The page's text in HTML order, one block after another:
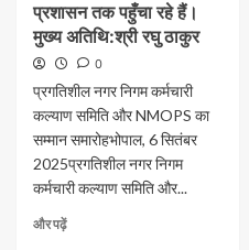
प्रशासन तक पहुँचा रहे हैं।​
मुख्य अतिथि:​श्री रघु ठाकुर
0
प्रगतिशील नगर निगम कर्मचारी
कल्याण समिति और NMOPS का
सम्मान समारोह​भोपाल, 6 सितंबर
2025​प्रगतिशील नगर निगम
कर्मचारी कल्याण समिति और...
और पढ़ें